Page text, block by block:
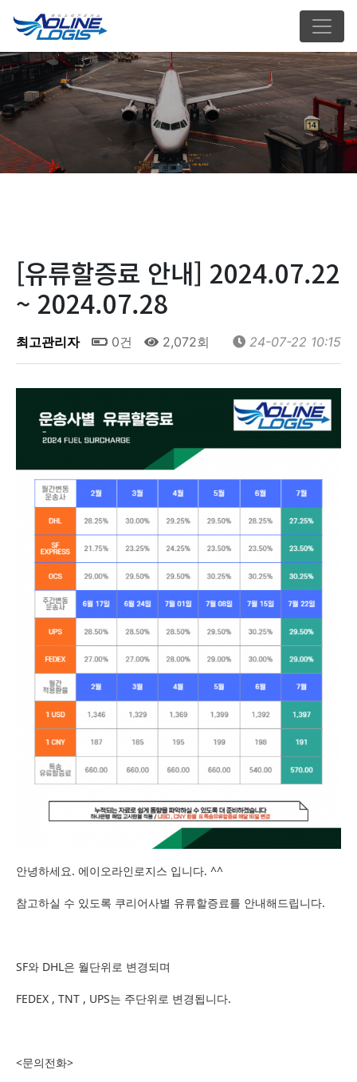
[유류할증료 안내] 2024.07.22
~ 2024.07.28
최고관리자 0건 2,072회 24-07-22 10:15
안녕하세요. 에이오라인로지스 입니다. ^^
참고하실 수 있도록 쿠리어사별 유류할증료를 안내해드립니다.
SF와 DHL은 월단위로 변경되며
FEDEX , TNT , UPS는 주단위로 변경됩니다.
<문의전화>